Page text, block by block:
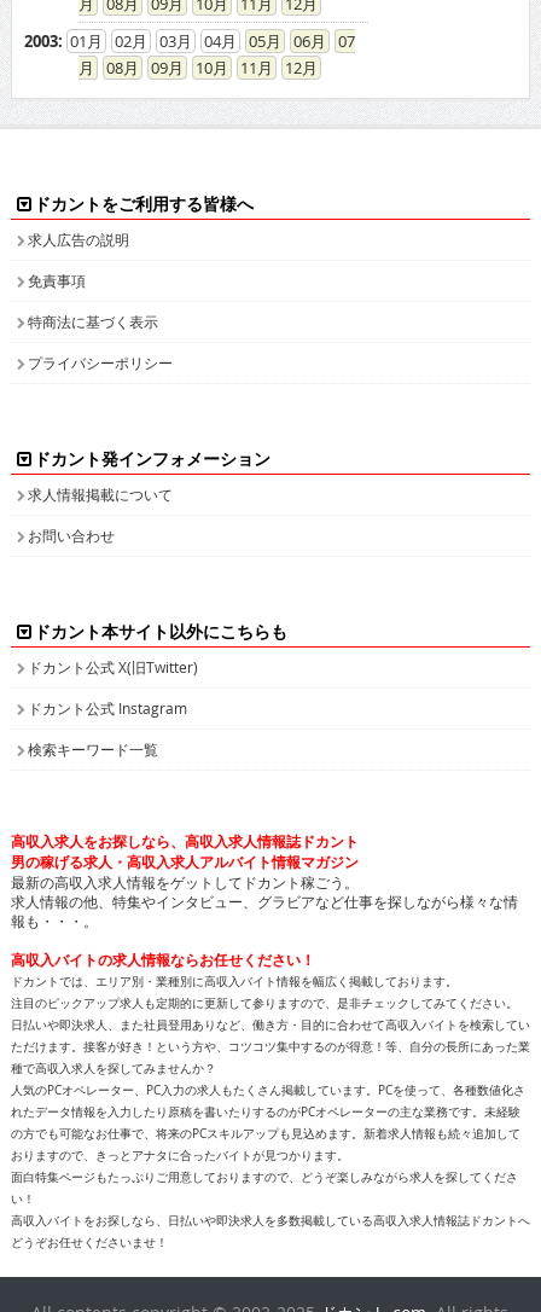
2003: 01 02 03 04 05 06
07
08
09 10 11 12
ドカントをご利用する皆様へ
求人広告の説明
免責事項
特商法に基づく表示
プライバシーポリシー
ドカント発インフォメーション
求人情報掲載について
お問い合わせ
ドカント本サイト以外にこちらも
ドカント公式 X(旧Twitter)
ドカント公式 Instagram
検索キーワード一覧
高収入求人をお探しなら、高収入求人情報誌ドカント
男の稼げる求人・高収入求人アルバイト情報マガジン
最新の高収入求人情報をゲットしてドカント稼ごう。
求人情報の他、特集やインタビュー、グラビアなど仕事を探しながら様々な情
報も・・・。
高収入バイトの求人情報ならお任せください！
ドカントでは、エリア別・業種別に高収入バイト情報を幅広く掲載しております。
注目のピックアップ求人も定期的に更新して参りますので、是非チェックしてみてください。
日払いや即決求人、また社員登用ありなど、働き方・目的に合わせて高収入バイトを検索してい
ただけます。接客が好き！という方や、コツコツ集中するのが得意！等、自分の長所にあった業
種で高収入求人を探してみませんか？
人気のPCオペレーター、PC入力の求人もたくさん掲載しています。PCを使って、各種数値化さ
れたデータ情報を入力したり原稿を書いたりするのがPCオペレーターの主な業務です。未経験
の方でも可能なお仕事で、将来のPCスキルアップも見込めます。新着求人情報も続々追加して
おりますので、きっとアナタに合ったバイトが見つかります。
面白特集ページもたっぷりご用意しておりますので、どうぞ楽しみながら求人を探してくださ
い！
高収入バイトをお探しなら、日払いや即決求人を多数掲載している高収入求人情報誌ドカントへ
どうぞお任せくださいませ！